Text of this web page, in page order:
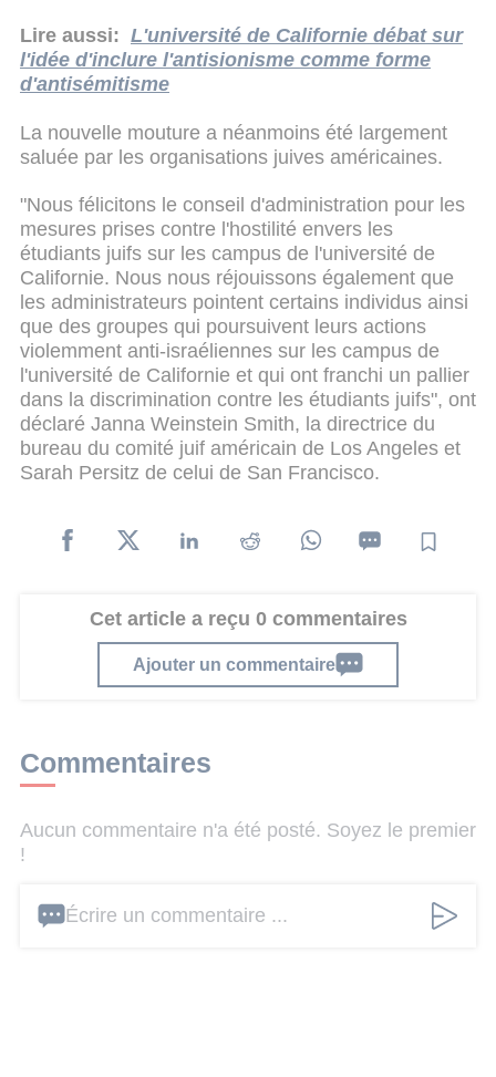
Lire aussi: L'université de Californie débat sur
l'idée d'inclure l'antisionisme comme forme
d'antisémitisme
La nouvelle mouture a néanmoins été largement
saluée par les organisations juives américaines.
"Nous félicitons le conseil d'administration pour les
mesures prises contre l'hostilité envers les
étudiants juifs sur les campus de l'université de
Californie. Nous nous réjouissons également que
les administrateurs pointent certains individus ainsi
que des groupes qui poursuivent leurs actions
violemment anti-israéliennes sur les campus de
l'université de Californie et qui ont franchi un pallier
dans la discrimination contre les étudiants juifs", ont
déclaré Janna Weinstein Smith, la directrice du
bureau du comité juif américain de Los Angeles et
Sarah Persitz de celui de San Francisco.
Cet article a reçu 0 commentaires
Ajouter un commentaire
Commentaires
Aucun commentaire n'a été posté. Soyez le premier
!
Écrire un commentaire ...